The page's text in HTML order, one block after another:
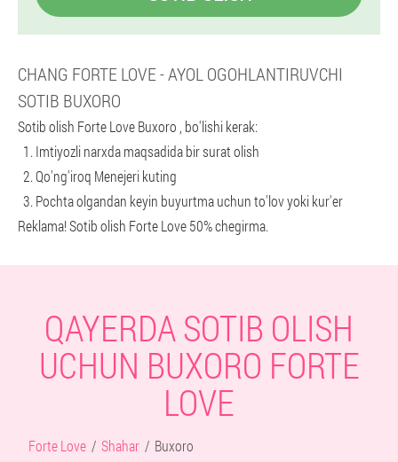
CHANG FORTE LOVE - AYOL OGOHLANTIRUVCHI
SOTIB BUXORO
Sotib olish Forte Love Buxoro , bo'lishi kerak:
Imtiyozli narxda maqsadida bir surat olish
Qo'ng'iroq Menejeri kuting
Pochta olgandan keyin buyurtma uchun to'lov yoki kur'er
Reklama! Sotib olish Forte Love 50% chegirma.
QAYERDA SOTIB OLISH
UCHUN BUXORO FORTE
LOVE
Forte Love Shahar Buxoro